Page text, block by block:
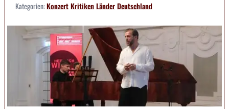
Kategorien:KonzertKritikenLänderDeutschland